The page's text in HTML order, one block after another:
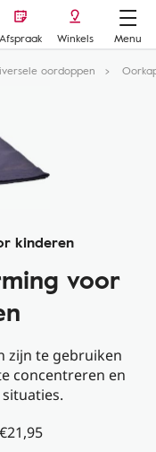
Afspraak Winkels
Menu
oordoppen
kinderen
voor
zijn te gebruiken
concentreren en